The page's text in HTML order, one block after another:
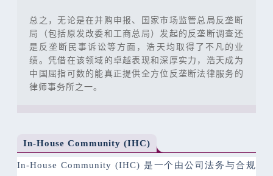
总之，无论是在并购申报、国家市场监管总局反垄断
局（包括原发改委和工商总局）发起的反垄断调查还
是反垄断民事诉讼等方面，浩天均取得了不凡的业
绩。凭借在该领域的卓越表现和深厚实力，浩天成为
中国屈指可数的能真正提供全方位反垄断法律服务的
律师事务所之一。
In-House Community (IHC)
In-House Community (IHC) 是一个由公司法务与合规